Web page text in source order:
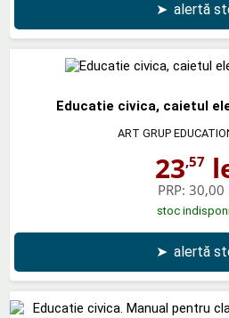
➤ alertă
Educatie civica, caietul
ART GRUP
23,57
PRP: 30,00
stoc
➤ alertă